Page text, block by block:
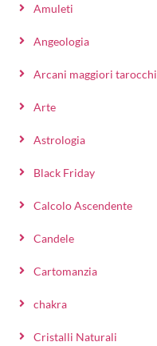
Amuleti
Angeologia
Arcani maggiori tarocchi
Arte
Astrologia
Black Friday
Calcolo Ascendente
Candele
Cartomanzia
chakra
Cristalli Naturali